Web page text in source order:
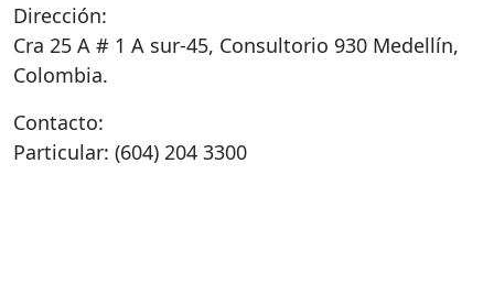
Dirección:
Cra 25 A # 1 A sur-45, Consultorio 930 Medellín,
Colombia.
Contacto:
Particular: (604) 204 3300